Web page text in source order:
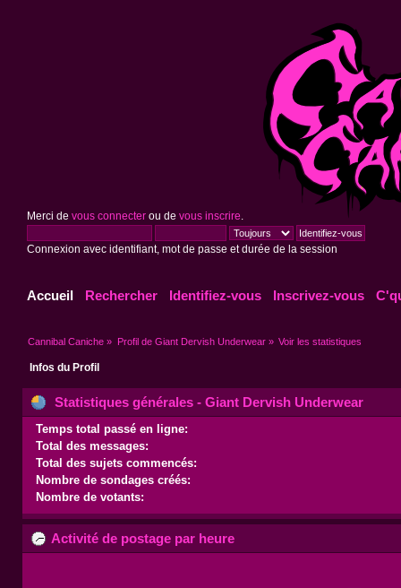
Merci de vous connecterou de vous inscrire
Connexion avec identifiant, mot de passe et durée de la session
Accueil Rechercher Identifiez-vous Inscrivez-vous
Cannibal Caniche » Profil de Giant Dervish Underwear» Voir les statistiques
Infos du Profil
Statistiques générales - Giant Dervish Underwear
Temps total passé en ligne:
Total des messages:
Total des sujets commencés:
Nombre de sondages créés:
Nombre de votants:
Activité de postage par heure